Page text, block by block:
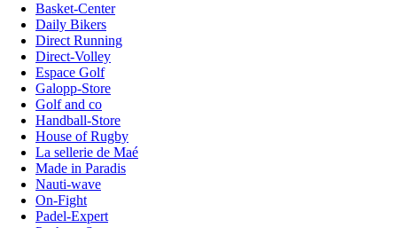
Basket-Center
Daily Bikers
Direct Running
Direct-Volley
Espace Golf
Galopp-Store
Golf and co
Handball-Store
House of Rugby
La sellerie de Maé
Made in Paradis
Nauti-wave
On-Fight
Padel-Expert